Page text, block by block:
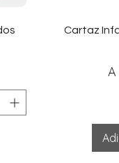
Cartaz